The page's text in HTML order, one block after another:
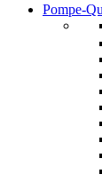
Pompe-